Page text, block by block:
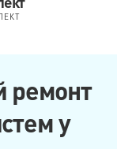
ремонт
у